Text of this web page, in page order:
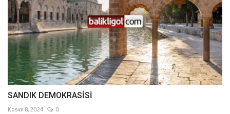
SANDIK DEMOKRASİSİ
Kasım 8, 2024 0